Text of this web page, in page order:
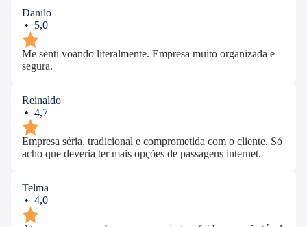
Danilo
• 5,0
Me senti voando literalmente. Empresa muito organizada e
segura.
Reinaldo
• 4,7
Empresa séria, tradicional e comprometida com o cliente. Só
acho que deveria ter mais opções de passagens internet.
Telma
• 4,0